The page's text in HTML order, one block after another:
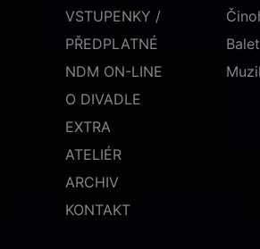
VSTUPENKY /
PŘEDPLATNÉ
NDM ON-LINE
O DIVADLE
EXTRA
ATELIÉR
ARCHIV
KONTAKT
Balet